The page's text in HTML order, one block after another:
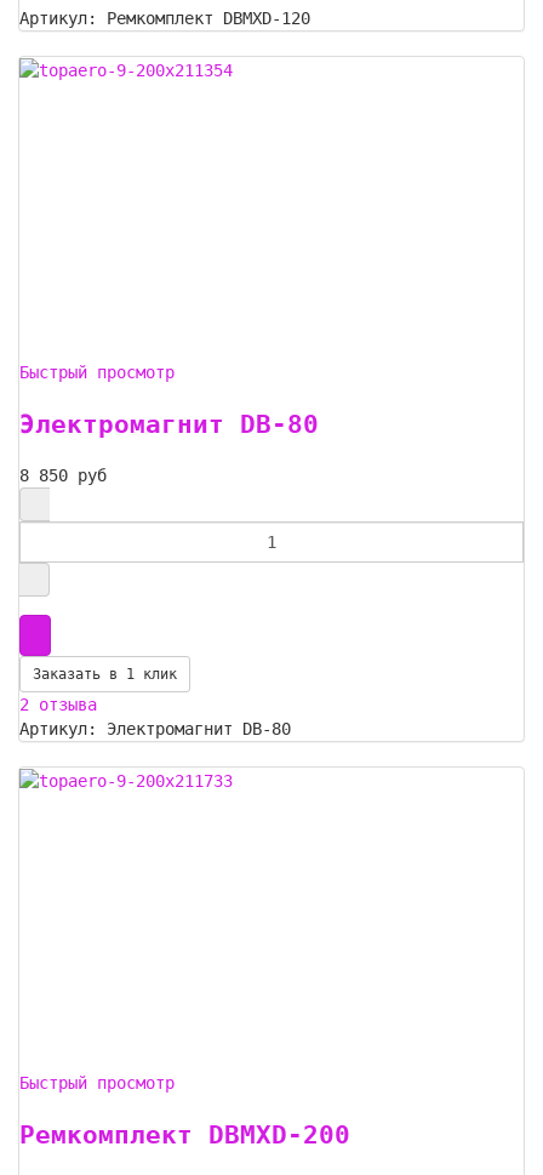
Артикул: Ремкомплект DBMXD-120
Быстрый просмотр
Электромагнит DB-80
8 850 руб
Заказать в 1 клик
2 отзыва
Артикул: Электромагнит DB-80
Быстрый просмотр
Ремкомплект DBMXD-200